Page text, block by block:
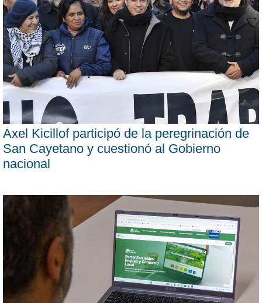
Axel Kicillof participó de la peregrinación de
San Cayetano y cuestionó al Gobierno
nacional